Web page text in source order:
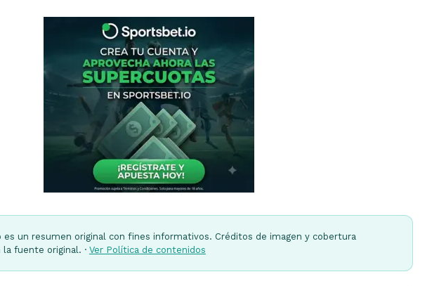
es un resumen original con fines informativos. Créditos de imagen y cobertura
fuente original. · Ver Política de contenidos